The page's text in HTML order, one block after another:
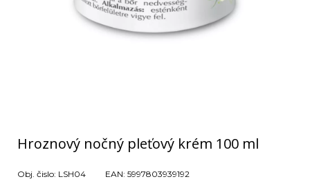
Hroznový nočný pleťový krém 100 ml
Obj. čislo: LSH04 EAN: 5997803939192